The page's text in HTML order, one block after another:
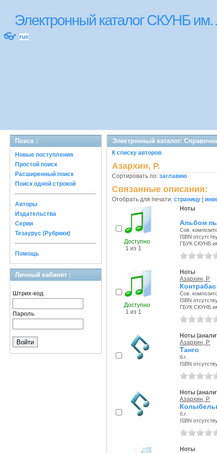
Электронный каталог СКУНБ
👓 rus
Поиск :
Новые поступления
Простой поиск
Расширенный поиск
Поиск одной строкой
Авторы
Издательства
Серии
Тезаурус (Рубрики)
Помощь
Личный кабинет :
Штрих-код
Пароль
Электронный каталог:
К списку авторов
Азархин, Р.
Сортировать по: заглавию
Связанные описания:
Отобрать для печати: страницу
Доступно
1 из 1
Ноты
Альбом
Сов.
ISBN
ГБУК СКУНБ
Доступно
1 из 1
Ноты
Азархин, Р.
Сов.
ISBN
ГБУК СКУНБ
Ноты
Азархин, Р.
Танго
б.г.
ISBN
Ноты
Азархин, Р.
б.г.
ISBN
Ноты